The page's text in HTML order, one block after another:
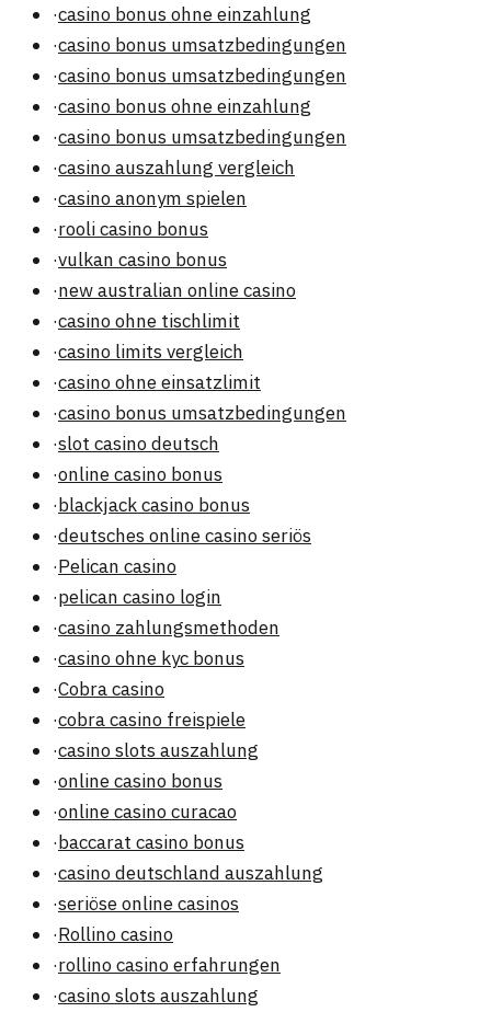
·casino bonus ohne einzahlung
·casino bonus umsatzbedingungen
·casino bonus umsatzbedingungen
·casino bonus ohne einzahlung
·casino bonus umsatzbedingungen
·casino auszahlung vergleich
·casino anonym spielen
·rooli casino bonus
·vulkan casino bonus
·new australian online casino
·casino ohne tischlimit
·casino limits vergleich
·casino ohne einsatzlimit
·casino bonus umsatzbedingungen
·slot casino deutsch
·online casino bonus
·blackjack casino bonus
·deutsches online casino seriös
·Pelican casino
·pelican casino login
·casino zahlungsmethoden
·casino ohne kyc bonus
·Cobra casino
·cobra casino freispiele
·casino slots auszahlung
·online casino bonus
·online casino curacao
·baccarat casino bonus
·casino deutschland auszahlung
·seriöse online casinos
·Rollino casino
·rollino casino erfahrungen
·casino slots auszahlung